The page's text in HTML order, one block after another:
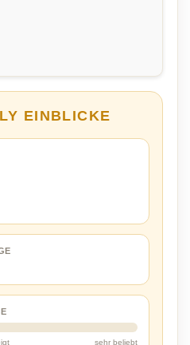
EINBLICKE
sehr beliebt